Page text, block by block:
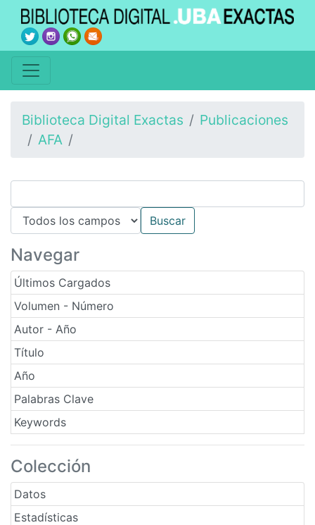
Biblioteca Digital Exactas
Publicaciones
AFA
Navegar
Últimos Cargados
Volumen - Número
Autor - Año
Título
Año
Palabras Clave
Keywords
Colección
Datos
Estadísticas